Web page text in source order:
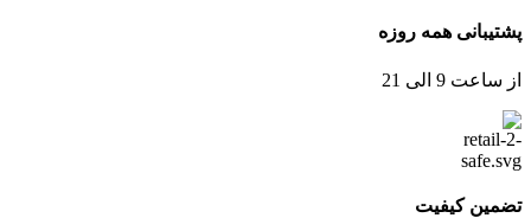
پشتیبانی همه روزه
از ساعت 9 الی 21
تضمین کیفیت